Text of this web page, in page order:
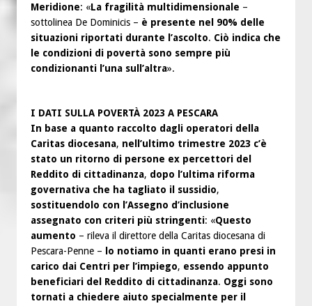
Meridione: «La fragilità multidimensionale –
sottolinea De Dominicis – è presente nel 90% delle
situazioni riportati durante l’ascolto. Ciò indica che
le condizioni di povertà sono sempre più
condizionanti l’una sull’altra».
I DATI SULLA POVERTÀ 2023 A PESCARA
In base a quanto raccolto dagli operatori della
Caritas diocesana, nell’ultimo trimestre 2023 c’è
stato un ritorno di persone ex percettori del
Reddito di cittadinanza, dopo l’ultima riforma
governativa che ha tagliato il sussidio,
sostituendolo con l’Assegno d’inclusione
assegnato con criteri più stringenti: «Questo
aumento – rileva il direttore della Caritas diocesana di
Pescara-Penne – lo notiamo in quanti erano presi in
carico dai Centri per l’impiego, essendo appunto
beneficiari del Reddito di cittadinanza. Oggi sono
tornati a chiedere aiuto specialmente per il